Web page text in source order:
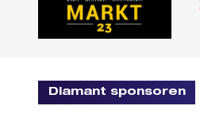
Diamant sponsoren